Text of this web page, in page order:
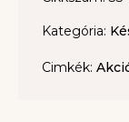
Kategória:
Cimkék: